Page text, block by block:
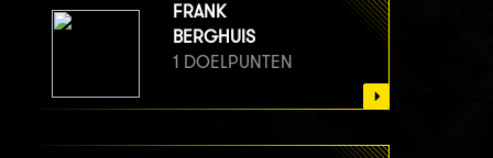
FRANK
BERGHUIS
1 DOELPUNTEN